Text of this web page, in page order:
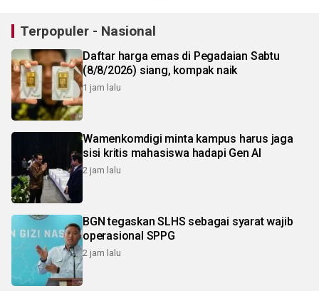
Terpopuler - Nasional
Daftar harga emas di Pegadaian Sabtu
(8/8/2026) siang, kompak naik
1 jam lalu
Wamenkomdigi minta kampus harus jaga
sisi kritis mahasiswa hadapi Gen AI
2 jam lalu
BGN tegaskan SLHS sebagai syarat wajib
operasional SPPG
2 jam lalu